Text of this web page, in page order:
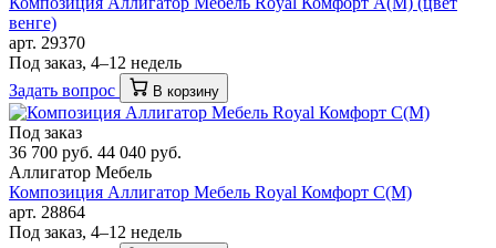
венге)
арт. 29370
Под заказ, 4–12 недель
Задать вопрос
В корзину
Под заказ
36 700 руб. 44 040 руб.
Аллигатор Мебель
Композиция Аллигатор Мебель Royal Комфорт C(М)
арт. 28864
Под заказ, 4–12 недель